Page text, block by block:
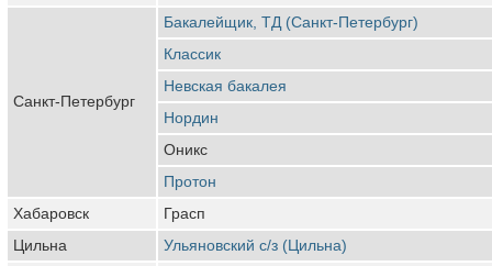
Санкт-Петербург
Бакалейщик, ТД (Санкт-Петербург)
Классик
Невская бакалея
Нордин
Оникс
Протон
Хабаровск
Грасп
Цильна
Ульяновский с/з (Цильна)